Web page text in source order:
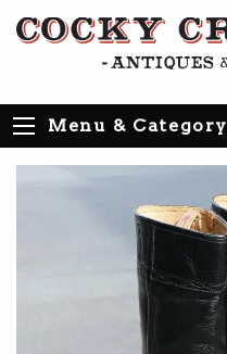
Menu & Category